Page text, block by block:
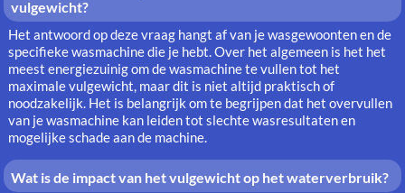
vulgewicht?
Het antwoord op deze vraag hangt af van je wasgewoonten en de
specifieke wasmachine die je hebt. Over het algemeen is het het
meest energiezuinig om de wasmachine te vullen tot het
maximale vulgewicht, maar dit is niet altijd praktisch of
noodzakelijk. Het is belangrijk om te begrijpen dat het overvullen
van je wasmachine kan leiden tot slechte wasresultaten en
mogelijke schade aan de machine.
Wat is de impact van het vulgewicht op het waterverbruik?